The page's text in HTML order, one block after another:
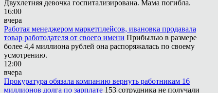
Двухлетняя девочка госпитализирована. Мама погибла.
16:00
вчера
Работая менеджером маркетплейсов, ивановка продавала
товар работодателя от своего имени Прибылью в размере
более 4,4 миллиона рублей она распоряжалась по своему
усмотрению.
12:00
вчера
Прокуратура обязала компанию вернуть работникам 16
миллионов долга по зарплате 153 сотрудника не получали